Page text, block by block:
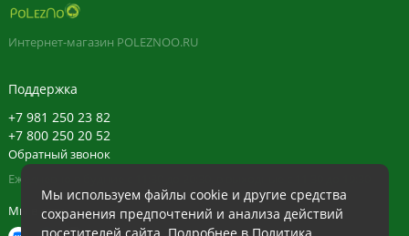
Мы используем файлы cookie и другие средства
сохранения предпочтений и анализа действий
Интернет-магазин POLEZNOO.RU
Поддержка
+7 981 250 23 82
+7 800 250 20 52
Обратный звонок
Ежедневно в будние с 11:30 до 20:30, в выходные с 11:30 до 19:30
Мы в сети